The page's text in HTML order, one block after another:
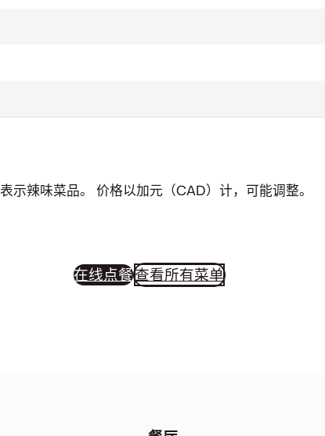
表示辣味菜品。 价格以加元（CAD）计，可能调整。
在线点餐查看所有菜单